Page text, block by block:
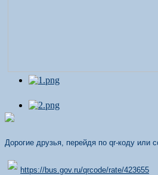
Дорогие друзья, перейдя по qr-коду или
https://bus.gov.ru/qrcode/rate/423655